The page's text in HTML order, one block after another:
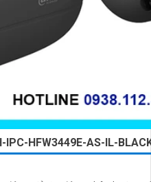
IPC-HFW3449E-AS-IL-